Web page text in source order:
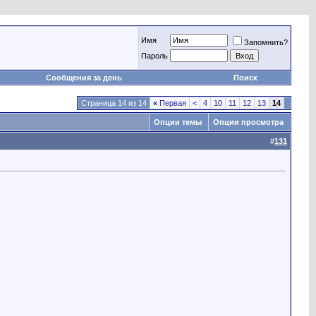
Имя
Запомнить?
Пароль
Сообщения за день Поиск
Страница 14 из 14 « Первая < 4 10 11 12 13 14
Опции темы Опции просмотра
#131